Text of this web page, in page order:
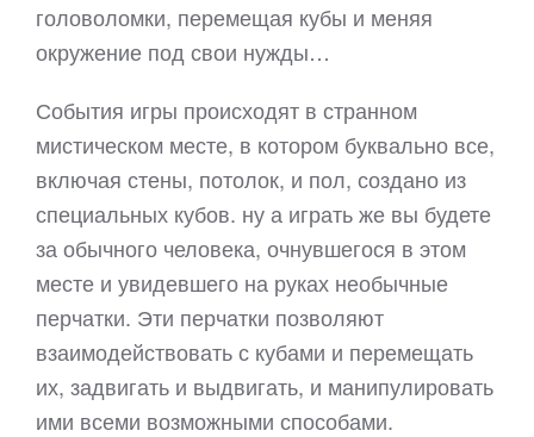
головоломки, перемещая кубы и меняя
окружение под свои нужды…
События игры происходят в странном
мистическом месте, в котором буквально все,
включая стены, потолок, и пол, создано из
специальных кубов. ну а играть же вы будете
за обычного человека, очнувшегося в этом
месте и увидевшего на руках необычные
перчатки. Эти перчатки позволяют
взаимодействовать с кубами и перемещать
их, задвигать и выдвигать, и манипулировать
ими всеми возможными способами.